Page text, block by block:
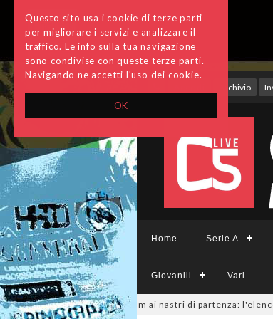
OK
Questo sito usa i cookie di terze parti
per migliorare i servizi e analizzare il
traffico. Le info sulla tua navigazione
sono condivise con queste terze parti.
Navigando ne accetti l'uso dei cookie.
Archivio
Home Serie A
Giovanili Vari
sono 14 i team ai nastri di partenza: l'elenco delle